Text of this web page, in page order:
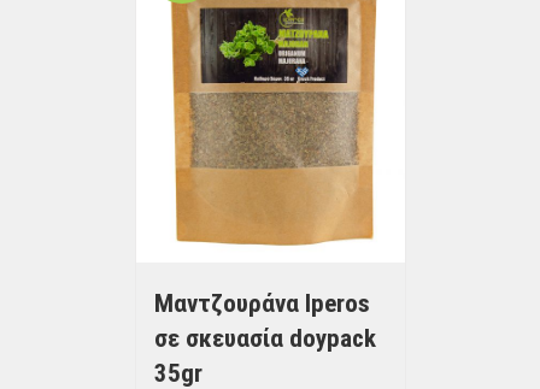
Μαντζουράνα Iperos
σε σκευασία doypack
35gr